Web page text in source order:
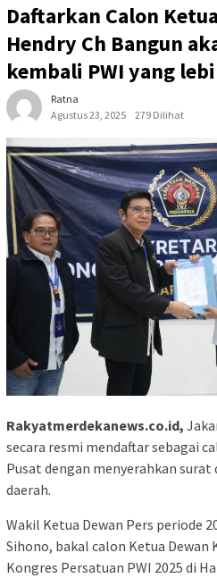
Daftarkan Calon
Hendry Ch Bangun
kembali PWI yang
Ratna
Agustus 23, 2025
279 Dilihat
Rakyatmerdekanews.co.id,
secara resmi mendaftar sebagai
Pusat dengan menyerahkan surat
daerah.
Wakil Ketua Dewan Pers periode
Sihono, bakal calon Ketua
Kongres Persatuan PWI 2025 di